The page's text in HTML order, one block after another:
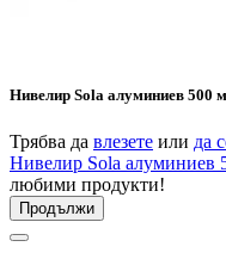
Нивелир Sola алуминиев 500
Трябва да влезете или да
Нивелир Sola
любими продукти!
Продължи